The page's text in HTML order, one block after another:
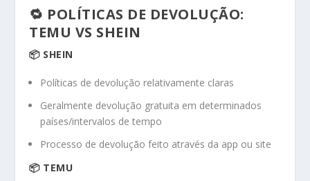
🔁 POLÍTICAS DE DEVOLUÇÃO:
TEMU VS SHEIN
📦 SHEIN
Políticas de devolução relativamente claras
Geralmente devolução gratuita em determinados
países/intervalos de tempo
Processo de devolução feito através da app ou site
📦 TEMU